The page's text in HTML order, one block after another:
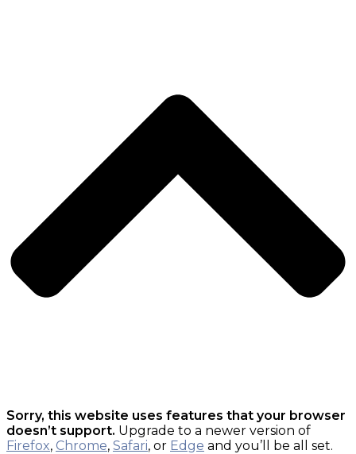
Sorry, this website uses features that your browser
doesn’t support. Upgrade to a newer version of
Firefox, Chrome, Safari, or Edge and you’ll be all set.